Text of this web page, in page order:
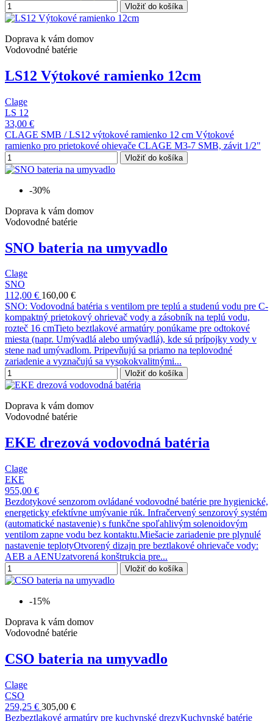
Vložiť do košíka
Doprava k vám domov
Vodovodné batérie
LS12 Výtokové ramienko 12cm
Clage
LS 12
33,00 €
CLAGE SMB / LS12 výtokové ramienko 12 cm Výtokové
ramienko pro prietokové ohievače CLAGE M3-7 SMB, závit 1/2"
Vložiť do košíka
-30%
Doprava k vám domov
Vodovodné batérie
SNO bateria na umyvadlo
Clage
SNO
112,00 € 160,00 €
SNO: Vodovodná batéria s ventilom pre teplú a studenú vodu pre C-
kompaktný prietokový ohrievač vody a zásobník na teplú vodu,
rozteč 16 cmTieto beztlakové armatúry ponúkame pre odtokové
miesta (napr. Umývadlá alebo umývadlá), kde sú prípojky vody v
stene nad umývadlom. Pripevňujú sa priamo na teplovodné
zariadenie a vyznačujú sa vysokokvalitnými...
Vložiť do košíka
Doprava k vám domov
Vodovodné batérie
EKE drezová vodovodná batéria
Clage
EKE
955,00 €
Bezdotykové senzorom ovládané vodovodné batérie pre hygienické,
energeticky efektívne umývanie rúk. Infračervený senzorový systém
(automatické nastavenie) s funkčne spoľahlivým solenoidovým
ventilom zapne vodu bez kontaktu.Miešacie zariadenie pre plynulé
nastavenie teplotyOtvorený dizajn pre beztlakové ohrievače vody:
AEB a AENUzatvorená konštrukcia pre...
Vložiť do košíka
-15%
Doprava k vám domov
Vodovodné batérie
CSO bateria na umyvadlo
Clage
CSO
259,25 € 305,00 €
Bezbeztlakové armatúry pre kuchynské drezyKuchynské batérie